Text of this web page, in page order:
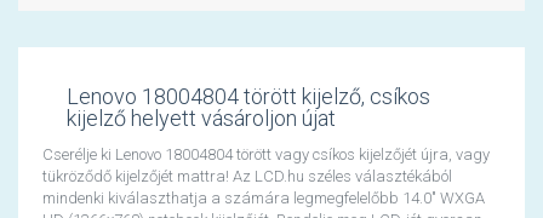
Lenovo 18004804 törött kijelző, csíkos
kijelző helyett vásároljon újat
Cserélje ki Lenovo 18004804 törött vagy csíkos kijelzőjét újra, vagy
tükröződő kijelzőjét mattra! Az LCD.hu széles választékából
mindenki kiválaszthatja a számára legmegfelelőbb 14.0" WXGA